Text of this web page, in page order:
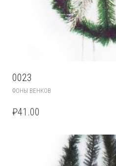
0023
ФОНЫ ВЕНКОВ
₽41.00